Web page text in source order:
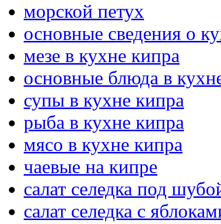
морской петух
основные сведения о
мезе в кухне кипра
основные блюда в
супы в кухне кипра
рыба в кухне кипра
мясо в кухне кипра
чаевые на кипре
салат селедка под
салат селедка с